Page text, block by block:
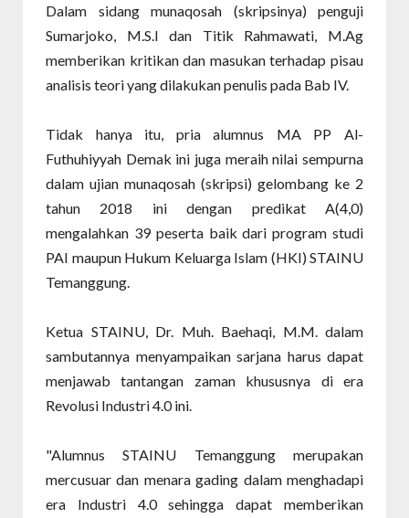
Dalam sidang munaqosah (skripsinya) penguji
Sumarjoko, M.S.I dan Titik Rahmawati, M.Ag
memberikan kritikan dan masukan terhadap pisau
analisis teori yang dilakukan penulis pada Bab IV.
Tidak hanya itu, pria alumnus MA PP Al-
Futhuhiyyah Demak ini juga meraih nilai sempurna
dalam ujian munaqosah (skripsi) gelombang ke 2
tahun 2018 ini dengan predikat A(4,0)
mengalahkan 39 peserta baik dari program studi
PAI maupun Hukum Keluarga Islam (HKI) STAINU
Temanggung.
Ketua STAINU, Dr. Muh. Baehaqi, M.M. dalam
sambutannya menyampaikan sarjana harus dapat
menjawab tantangan zaman khususnya di era
Revolusi Industri 4.0 ini.
"Alumnus STAINU Temanggung merupakan
mercusuar dan menara gading dalam menghadapi
era Industri 4.0 sehingga dapat memberikan